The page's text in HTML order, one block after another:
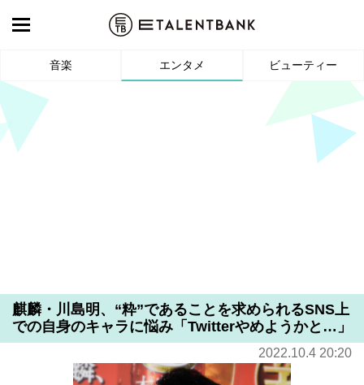
音楽 エンタメ ビューティー
麒麟・川島明、“粋”であることを求められるSNS上
での自身のキャラに悩み「Twitterやめようかと…」
2022.10.4 20:20